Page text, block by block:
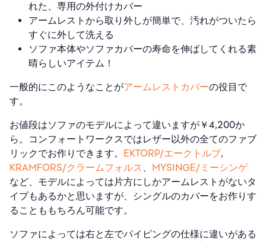
れた、専用の外付けカバー
アームレストから取り外しが簡単で、汚れがついたら
すぐに外して洗える
ソファ本体やソファカバーの寿命を伸ばしてくれる素
晴らしいアイテム！
一般的にこのようなことがアームレストカバーの役目で
す。
お値段はソファのモデルによって違いますが￥4,200か
ら。コンフォートワークスではレザー以外の全てのファブ
リックでお作りできます。
EKTORP/エークトルプ,
KRAMFORS/クラームフォルス 、
MYSINGE/ミーシンゲ
など、モデルによっては片方にしかアームレストがないタ
イプもあるかと思いますが、シングルのカバーをお作りす
ることももちろん可能です。
ソファによっては右と左でパイピングの仕様に違いがある